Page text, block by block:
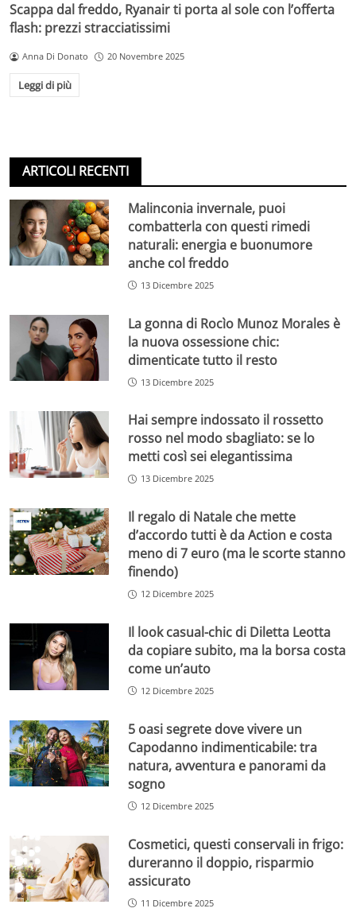
Scappa dal freddo, Ryanair ti porta al sole con l’offerta
flash: prezzi stracciatissimi
Anna Di Donato 20 Novembre 2025
Leggi di più
ARTICOLI RECENTI
Malinconia invernale, puoi
combatterla con questi rimedi
naturali: energia e buonumore
anche col freddo
13 Dicembre 2025
La gonna di Rocìo Munoz Morales è
la nuova ossessione chic:
dimenticate tutto il resto
13 Dicembre 2025
Hai sempre indossato il rossetto
rosso nel modo sbagliato: se lo
metti così sei elegantissima
13 Dicembre 2025
Il regalo di Natale che mette
d’accordo tutti è da Action e costa
meno di 7 euro (ma le scorte stanno
finendo)
12 Dicembre 2025
Il look casual-chic di Diletta Leotta
da copiare subito, ma la borsa costa
come un’auto
12 Dicembre 2025
5 oasi segrete dove vivere un
Capodanno indimenticabile: tra
natura, avventura e panorami da
sogno
12 Dicembre 2025
Cosmetici, questi conservali in frigo:
dureranno il doppio, risparmio
assicurato
11 Dicembre 2025